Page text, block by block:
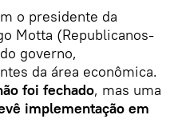
o presidente da
Motta (Republicanos-
governo,
da área econômica.
foi fechado, mas uma
implementação em